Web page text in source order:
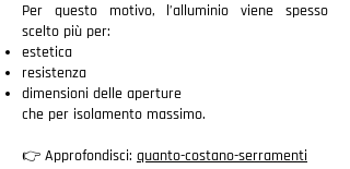
Per questo motivo, l’alluminio viene spesso
scelto più per:
estetica
resistenza
dimensioni delle aperture
che per isolamento massimo.
👉 Approfondisci: quanto-costano-serramenti